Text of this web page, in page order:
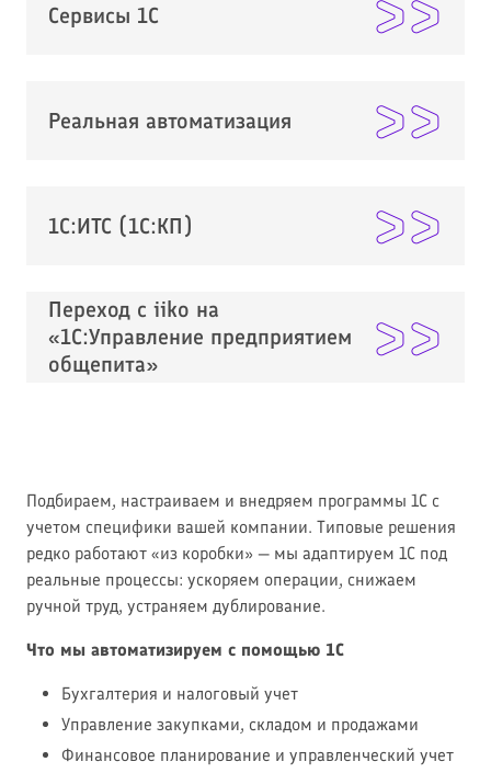
Сервисы 1С
Реальная автоматизация
1С:ИТС (1С:КП)
Переход с iiko на
«1С:Управление предприятием
общепита»
Подбираем, настраиваем и внедряем программы 1С с
учетом специфики вашей компании. Типовые решения
редко работают «из коробки» — мы адаптируем 1С под
реальные процессы: ускоряем операции, снижаем
ручной труд, устраняем дублирование.
Что мы автоматизируем с помощью 1С
Бухгалтерия и налоговый учет
Управление закупками, складом и продажами
Финансовое планирование и управленческий учет